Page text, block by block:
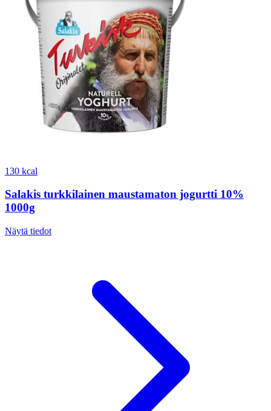
130 kcal
Salakis turkkilainen maustamaton jogurtti 10%
1000g
Näytä tiedot